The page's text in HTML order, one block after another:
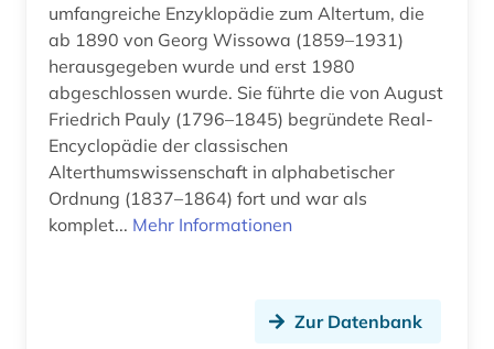
umfangreiche Enzyklopädie zum Altertum, die
ab 1890 von Georg Wissowa (1859–1931)
herausgegeben wurde und erst 1980
abgeschlossen wurde. Sie führte die von August
Friedrich Pauly (1796–1845) begründete Real-
Encyclopädie der classischen
Alterthumswissenschaft in alphabetischer
Ordnung (1837–1864) fort und war als
komplet... Mehr Informationen
Zur Datenbank